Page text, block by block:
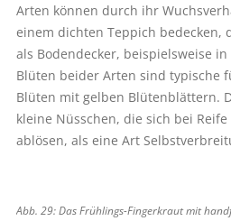
Arten können durch ihr
einem dichten Teppich bedecken,
als Bodendecker, beispielsweise
Blüten beider Arten sind typische
Blüten mit gelben Blütenblättern.
kleine Nüsschen, die sich bei
ablösen, als eine Art
Abb. 29: Das Frühlings-Fingerkraut mit